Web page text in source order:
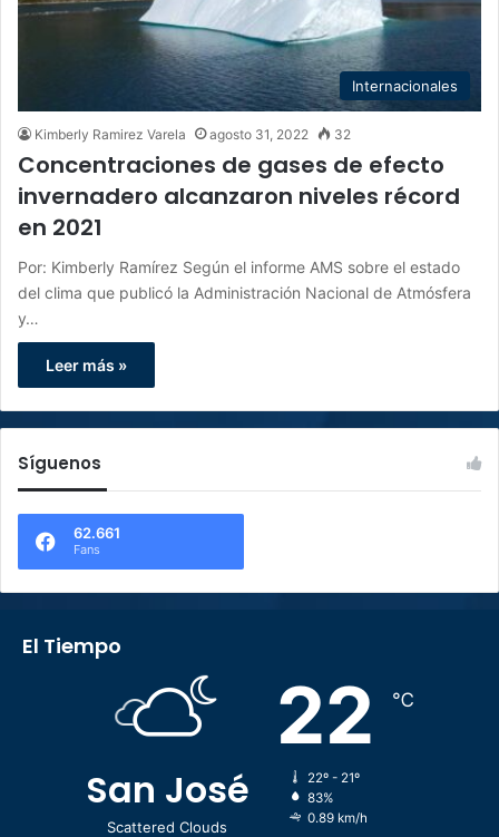
Internacionales
Kimberly Ramirez Varela agosto 31, 2022 32
Concentraciones de gases de efecto
invernadero alcanzaron niveles récord
en 2021
Por: Kimberly Ramírez Según el informe AMS sobre el estado
del clima que publicó la Administración Nacional de Atmósfera
y…
Leer más »
Síguenos
62.661
Fans
El Tiempo
San José
Scattered Clouds
22 ℃
22º - 21º
83%
0.89 km/h